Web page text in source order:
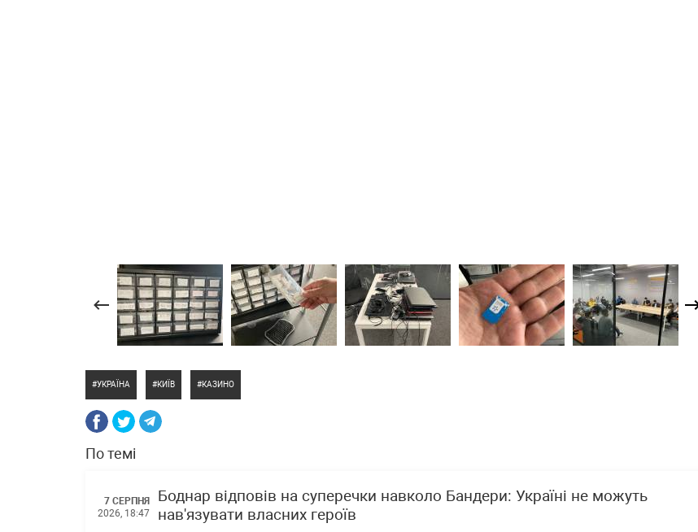
УКРАЇНА КИЇВ КАЗИНО
По темі
7 СЕРПНЯ
2026, 18:47
Боднар відповів на суперечки навколо Бандери: Україні не можуть
нав'язувати власних героїв